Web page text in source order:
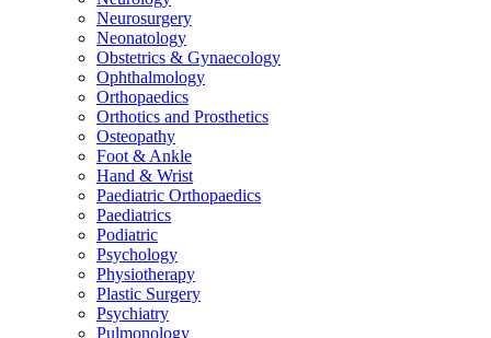
Neurosurgery
Neonatology
Obstetrics & Gynaecology
Ophthalmology
Orthopaedics
Orthotics and Prosthetics
Osteopathy
Foot & Ankle
Hand & Wrist
Paediatric Orthopaedics
Paediatrics
Podiatric
Psychology
Physiotherapy
Plastic Surgery
Psychiatry
Pulmonology